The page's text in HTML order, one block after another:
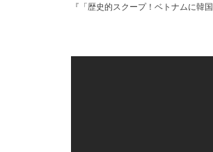
『「歴史的スクープ！ベトナムに韓